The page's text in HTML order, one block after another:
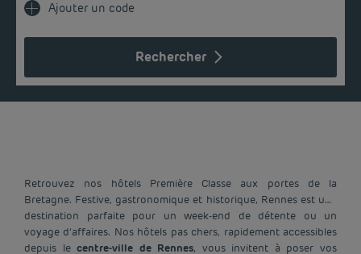
Rechercher
Ajouter un code
Retrouvez nos hôtels Première Classe aux portes de la
Bretagne. Festive, gastronomique et historique, Rennes est une
destination parfaite pour un week-end de détente ou un
voyage d’affaires. Nos hôtels pas chers, rapidement accessibles
depuis le centre-ville de Rennes, vous invitent à poser vos